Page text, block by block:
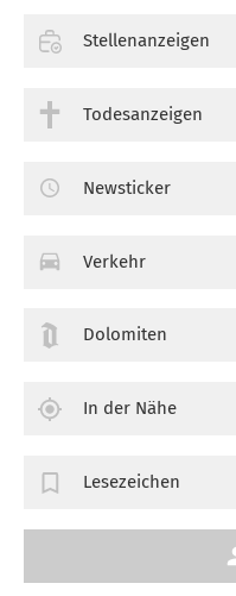
Stellenanzeigen
Todesanzeigen
Newsticker
Verkehr
Dolomiten
In der Nähe
Lesezeichen